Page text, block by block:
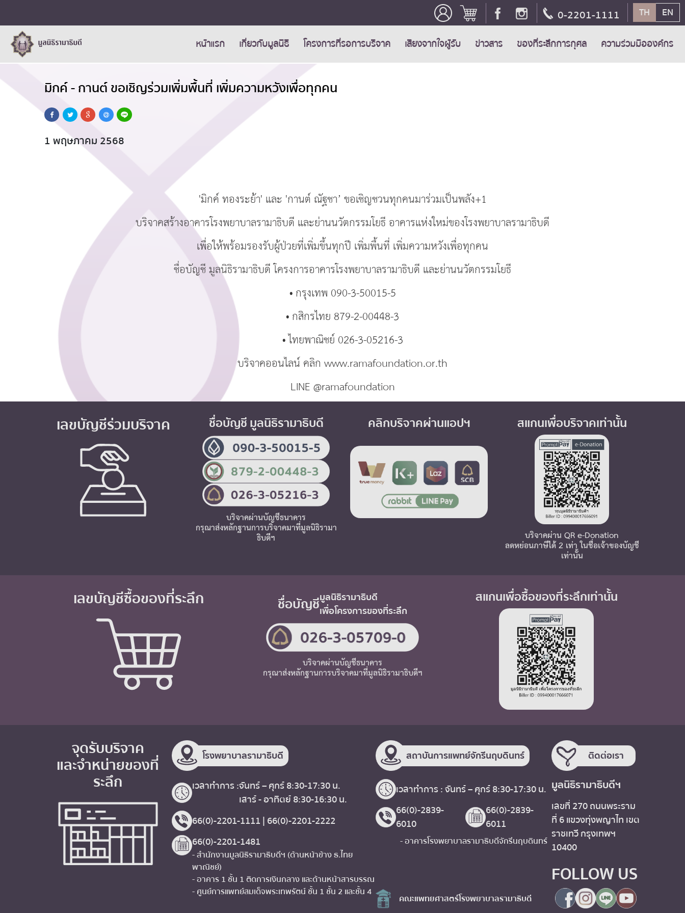
0-2201-1111 TH EN
หน้าแรก เกี่ยวกับมูลนิธิ โครงการที่รอการบริจาค เสียงจากใจผู้รับ ข่าวสาร ของที่ระลึกการกุศล ความร่วมมือองค์กร
มิกค์ - กานต์ ขอเชิญร่วมเพิ่มพื้นที่ เพิ่มความหวังเพื่อทุกคน
1 พฤษภาคม 2568
'มิกค์ ทองระย้า' และ 'กานต์ ณัฐชา’ ขอเชิญชวนทุกคนมาร่วมเป็นพลัง+1
บริจาคสร้างอาคารโรงพยาบาลรามาธิบดี และย่านนวัตกรรมโยธี อาคารแห่งใหม่ของโรงพยาบาลรามาธิบดี
เพื่อให้พร้อมรองรับผู้ป่วยที่เพิ่มขึ้นทุกปี เพิ่มพื้นที่ เพิ่มความหวังเพื่อทุกคน
ชื่อบัญชี มูลนิธิรามาธิบดี โครงการอาคารโรงพยาบาลรามาธิบดี และย่านนวัตกรรมโยธี
• กรุงเทพ 090-3-50015-5
• กสิกรไทย 879-2-00448-3
•ไทยพาณิชย์ 026-3-05216-3
บริจาคออนไลน์ คลิก www.ramafoundation.or.th
LINE @ramafoundation
เลขบัญชีร่วมบริจาค ชื่อบัญชี มูลนิธิรามาธิบดี
บริจาคผ่านบัญชีธนาคาร
กรุณาส่งหลักฐานการบริจาคมาที่มูลนิธิรามา
ธิบดีฯ
คลิกบริจาคผ่านแอปฯ สแกนเพื่อบริจาคเท่านั้น
บริจาคผ่าน QR e-Donation
ลดหย่อนภาษีได้ 2 เท่า ในชื่อเจ้าของบัญชี
เท่านั้น
เลขบัญชีซื้อของที่ระลึก ชื่อบัญชีมูลนิธิรามาธิบดี
เพื่อโครงการของที่ระลึก
บริจาคผ่านบัญชีธนาคาร
กรุณาส่งหลักฐานการบริจาคมาที่มูลนิธิรามาธิบดีฯ
สแกนเพื่อซื้อของที่ระลึกเท่านั้น
จุดรับบริจาค
และจำหน่ายของที่
ระลึก
โรงพยาบาลรามาธิบดี
เวลาทำการ :จันทร์ – ศุกร์ 8:30-17:30 น.
เสาร์ - อาทิตย์ 8:30-16:30 น.
66(0)-2201-1111 | 66(0)-2201-2222
66(0)-2201-1481
- สำนักงานมูลนิธิรามาธิบดีฯ (ด้านหน้าข้าง ธ.ไทย
พาณิชย์)
- อาคาร 1 ชั้น 1 ติดการเงินกลาง และด้านหน้าสารบรรณ
- ศูนย์การแพทย์สมเด็จพระเทพรัตน์ ชั้น 1 ชั้น 2 และชั้น 4
สถาบันการแพทย์จักรีนฤบดินทร์
เวลาทำการ : จันทร์ – ศุกร์ 8:30-17:30 น.
66(0)-2839-
6010
66(0)-2839-
6011
- อาคารโรงพยาบาลรามาธิบดีจักรีนฤบดินทร์
คณะแพทยศาสตร์โรงพยาบาลรามาธิบดี
ติดต่อเรา
มูลนิธิรามาธิบดีฯ
เลขที่ 270 ถนนพระราม
ที่ 6 แขวงทุ่งพญาไท เขต
ราชเทวี กรุงเทพฯ
10400
FOLLOW US